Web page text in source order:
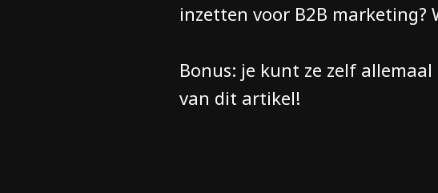
inzetten voor B2B marketing?
Bonus: je kunt ze zelf
van dit artikel!